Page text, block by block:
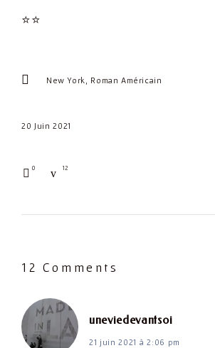
⭐⭐
2
of
New York Roman Américain
20 Juin 2021
12
0
12 Comments
uneviedevantsoidit :
21 juin 2021 à 2:06 pm